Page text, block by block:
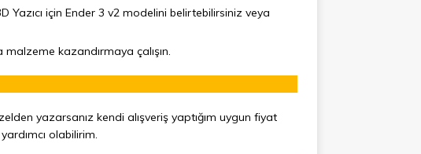
Yazıcı için Ender 3 v2 modelini belirtebilirsiniz veya
kazandırmaya çalışın.
yazarsanız kendi alışveriş yaptığım uygun fiyat
olabilirim.